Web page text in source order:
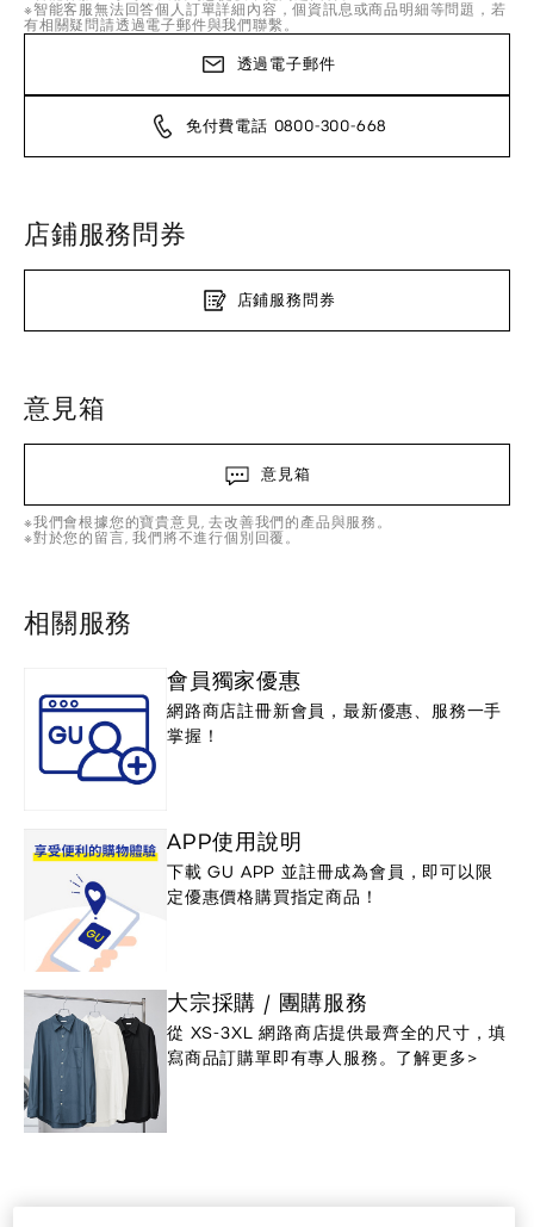
※智能客服無法回答個人訂單詳細內容，個資訊息或商品明細等問題，若
有相關疑問請透過電子郵件與我們聯繫。
透過電子郵件
免付費電話 0800-300-668
店鋪服務問券
店鋪服務問券
意見箱
意見箱
※我們會根據您的寶貴意見, 去改善我們的產品與服務。
※對於您的留言, 我們將不進行個別回覆。
相關服務
會員獨家優惠
網路商店註冊新會員，最新優惠、服務一手
掌握！
APP使用說明
下載 GU APP 並註冊成為會員，即可以限
定優惠價格購買指定商品！
大宗採購 / 團購服務
從 XS-3XL 網路商店提供最齊全的尺寸，填
寫商品訂購單即有專人服務。了解更多>